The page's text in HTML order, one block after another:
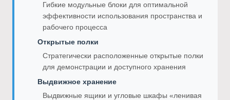
Гибкие модульные блоки для оптимальной
эффективности использования пространства и
рабочего процесса
Открытые полки
Стратегически расположенные открытые полки
для демонстрации и доступного хранения
Выдвижное хранение
Выдвижные ящики и угловые шкафы «ленивая